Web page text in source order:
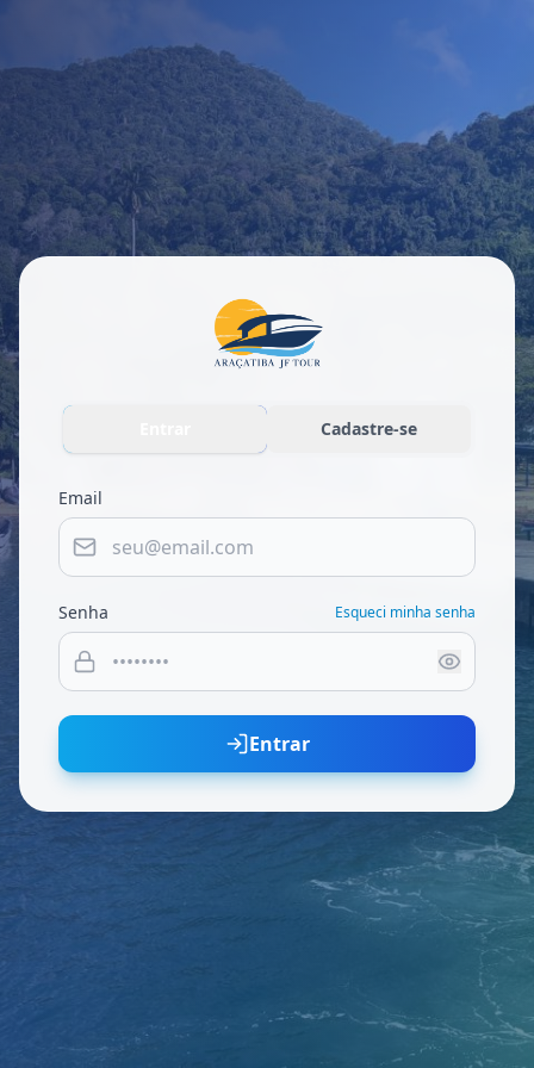
Cadastre-se
Email
Senha Esqueci minha senha
Entrar